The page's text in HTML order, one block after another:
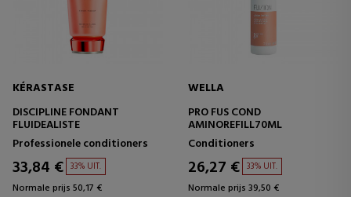
KÉRASTASE
DISCIPLINE FONDANT
FLUIDEALISTE
Professionele conditioners
33,84 € 33% UIT.
Normale prijs 50,17 €
WELLA
PRO FUS COND
AMINOREFILL70ML
Conditioners
26,27 € 33% UIT.
Normale prijs 39,50 €